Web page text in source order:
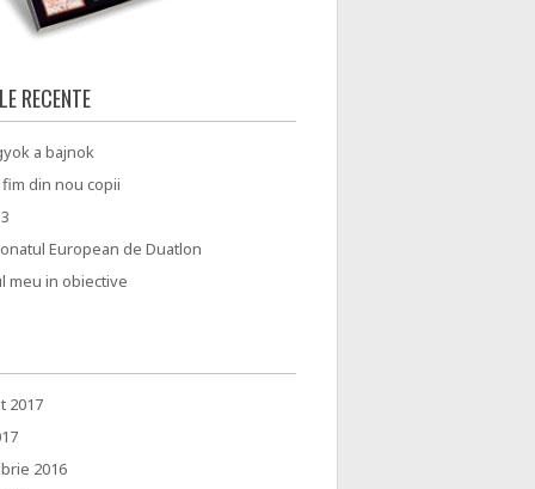
RECENTE
a bajnok
fim din nou copii
European de Duatlon
meu in obiective
2017
2016